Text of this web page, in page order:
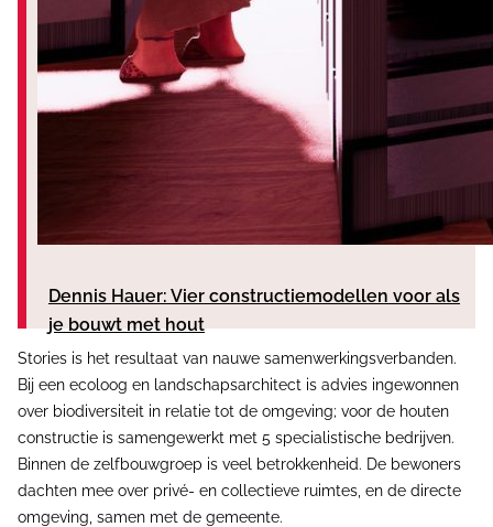
Dennis Hauer: Vier constructiemodellen voor als
je bouwt met hout
Stories is het resultaat van nauwe samenwerkingsverbanden.
Bij een ecoloog en landschapsarchitect is advies ingewonnen
over biodiversiteit in relatie tot de omgeving; voor de houten
constructie is samengewerkt met 5 specialistische bedrijven.
Binnen de zelfbouwgroep is veel betrokkenheid. De bewoners
dachten mee over privé- en collectieve ruimtes, en de directe
omgeving, samen met de gemeente.